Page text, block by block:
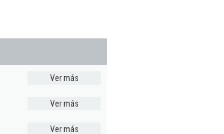
Ver más
Ver más
Ver más